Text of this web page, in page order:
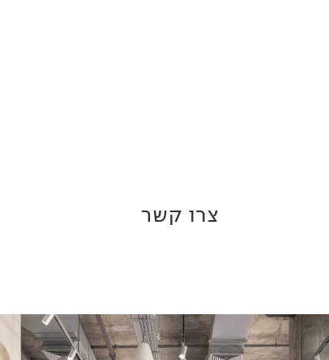
צרו קשר